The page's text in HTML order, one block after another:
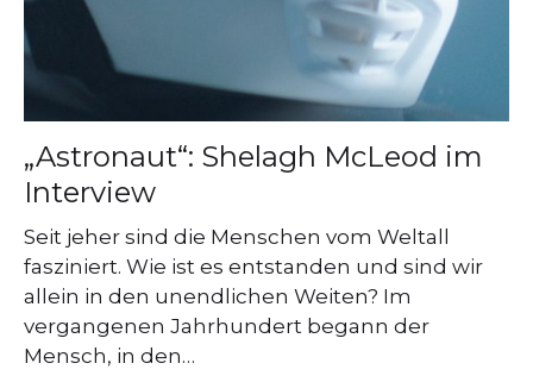
„Astronaut“: Shelagh McLeod im
Interview
Seit jeher sind die Menschen vom Weltall
fasziniert. Wie ist es entstanden und sind wir
allein in den unendlichen Weiten? Im
vergangenen Jahrhundert begann der
Mensch, in den…